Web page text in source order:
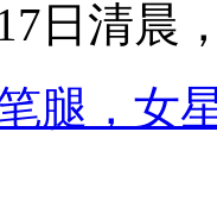
日清晨